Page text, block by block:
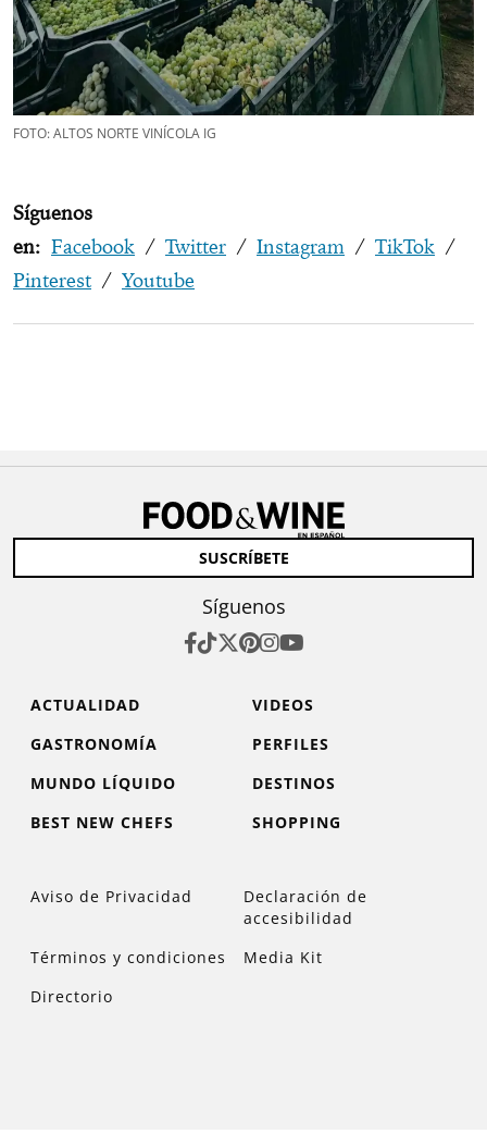
FOTO: ALTOS NORTE VINÍCOLA IG
Síguenos
en: Facebook / Twitter / Instagram / TikTok /
Pinterest / Youtube
SUSCRÍBETE
Síguenos
ACTUALIDAD
VIDEOS
GASTRONOMÍA
PERFILES
MUNDO LÍQUIDO
DESTINOS
BEST NEW CHEFS
SHOPPING
Aviso de Privacidad
Declaración de
accesibilidad
Términos y condiciones
Media Kit
Directorio